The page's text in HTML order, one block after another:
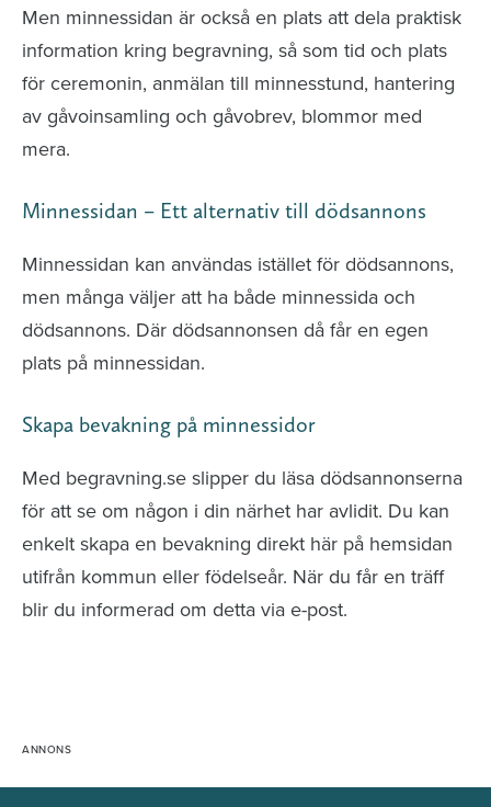
Men minnessidan är också en plats att dela praktisk
information kring begravning, så som tid och plats
för ceremonin, anmälan till minnesstund, hantering
av gåvoinsamling och gåvobrev, blommor med
mera.
Minnessidan – Ett alternativ till dödsannons
Minnessidan kan användas istället för dödsannons,
men många väljer att ha både minnessida och
dödsannons. Där dödsannonsen då får en egen
plats på minnessidan.
Skapa bevakning på minnessidor
Med begravning.se slipper du läsa dödsannonserna
för att se om någon i din närhet har avlidit. Du kan
enkelt skapa en bevakning direkt här på hemsidan
utifrån kommun eller födelseår. När du får en träff
blir du informerad om detta via e-post.